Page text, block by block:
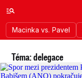
Macinka vs. Pavel
Téma: delegace